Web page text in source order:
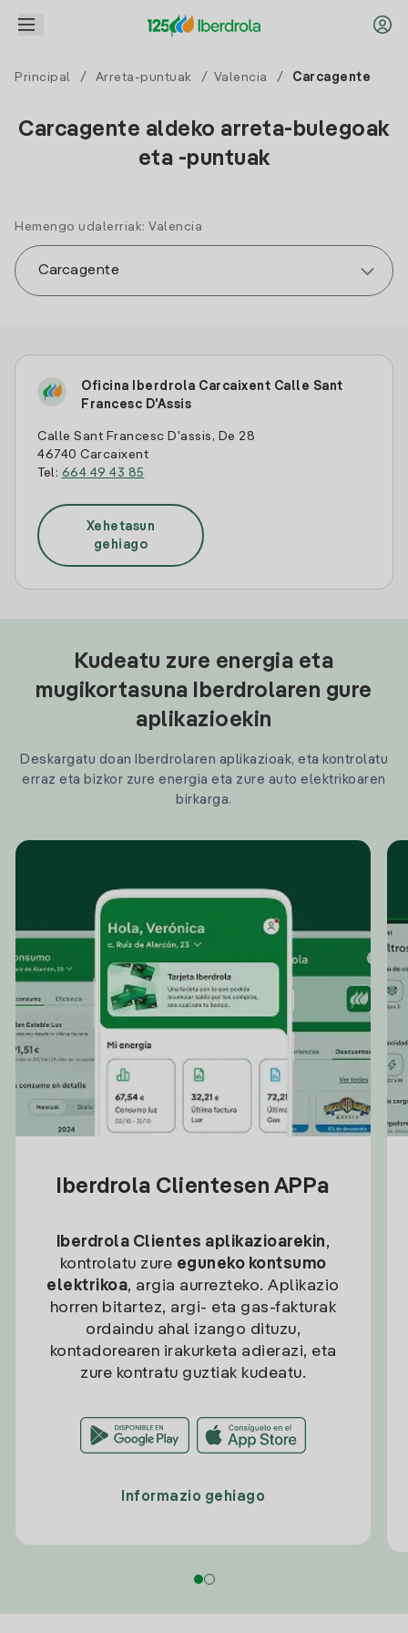
Principal / Arreta-puntuak / Valencia / Carcagente
Carcagente aldeko arreta-bulegoak
eta -puntuak
Hemengo udalerriak: Valencia
Oficina Iberdrola Carcaixent Calle Sant
Francesc D'Assis
Calle Sant Francesc D'assis, De 28
46740 Carcaixent
Tel: 664 49 43 85
Xehetasun
gehiago
Kudeatu zure energia eta
mugikortasuna Iberdrolaren gure
aplikazioekin
Deskargatu doan Iberdrolaren aplikazioak, eta kontrolatu
erraz eta bizkor zure energia eta zure auto elektrikoaren
birkarga.
Iberdrola Clientesen APPa
Iberdrola Clientes aplikazioarekin,
kontrolatu zure eguneko kontsumo
elektrikoa, argia aurrezteko. Aplikazio
horren bitartez, argi- eta gas-fakturak
ordaindu ahal izango dituzu,
kontadorearen irakurketa adierazi, eta
zure kontratu guztiak kudeatu.
Informazio gehiago